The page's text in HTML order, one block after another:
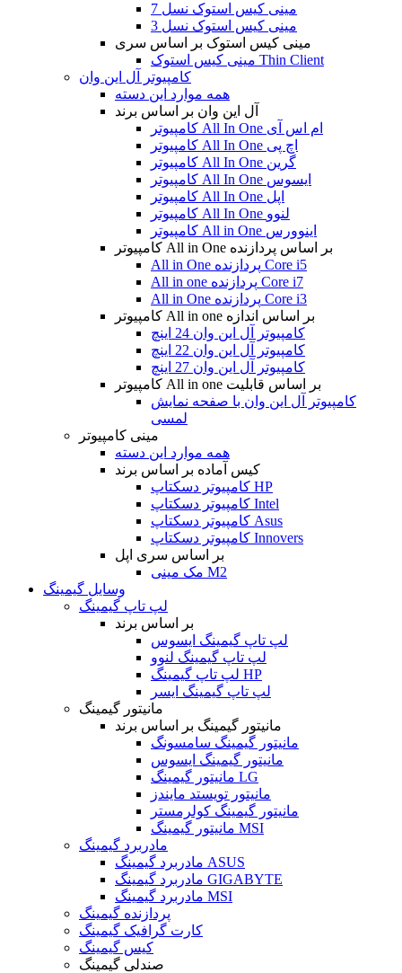
مینی کیس استوک نسل 7
مینی کیس استوک نسل 3
مینی کیس استوک بر اساس سری
مینی کیس استوک Thin Client
کامپیوتر آل این وان
همه موارد این دسته
آل این وان بر اساس برند
کامپیوتر All In One ام اس آی
کامپیوتر All In One اچ پی
کامپیوتر All In One گرین
کامپیوتر All In One ایسوس
کامپیوتر All In One اپل
کامپیوتر All In One لنوو
کامپیوتر All in One اینوورس
کامپیوتر All in One بر اساس پردازنده
All in One پردازنده Core i5
All in one پردازنده Core i7
All in One پردازنده Core i3
کامپیوتر All in one بر اساس اندازه
کامپیوتر آل این وان 24 اینچ
کامپیوتر آل این وان 22 اینچ
کامپیوتر آل این وان 27 اینچ
کامپیوتر All in one بر اساس قابلیت
کامپیوتر آل این وان با صفحه نمایش
لمسی
مینی کامپیوتر
همه موارد این دسته
کیس آماده بر اساس برند
کامپیوتر دسکتاپ HP
کامپیوتر دسکتاپ Intel
کامپیوتر دسکتاپ Asus
کامپیوتر دسکتاپ Innovers
بر اساس سری اپل
مک مینی M2
وسایل گیمینگ
لپ تاپ گیمینگ
بر اساس برند
لپ تاپ گیمینگ ایسوس
لپ تاپ گیمینگ لنوو
لپ تاپ گیمینگ HP
لپ تاپ گیمینگ ایسر
مانیتور گیمینگ
مانیتور گیمینگ بر اساس برند
مانیتور گیمینگ سامسونگ
مانیتور گیمینگ ایسوس
مانیتور گیمینگ LG
مانیتور تویستد مایندز
مانیتور گیمینگ کولرمستر
مانیتور گیمینگ MSI
مادربرد گیمینگ
مادربرد گیمینگ ASUS
مادربرد گیمینگ GIGABYTE
مادربرد گیمینگ MSI
پردازنده گیمینگ
کارت گرافیک گیمینگ
کیس گیمینگ
صندلی گیمینگ